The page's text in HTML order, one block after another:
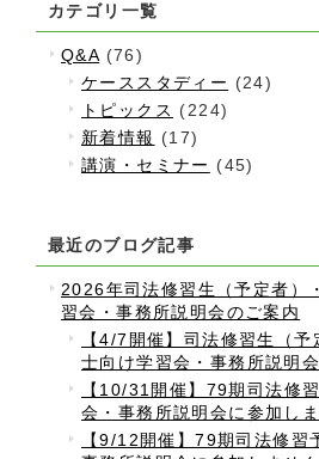
カテゴリ一覧
Q&A (76)
ケーススタディー (24)
トピックス (224)
新着情報 (17)
講演・セミナー (45)
最近のブログ記事
2026年司法修習生（予定者）
習会・事務所説明会のご案内
【4/7開催】司法修習生（
士向け学習会・事務所説明
【10/31開催】79期司法修
会・事務所説明会に参加し
【9/12開催】79期司法修習